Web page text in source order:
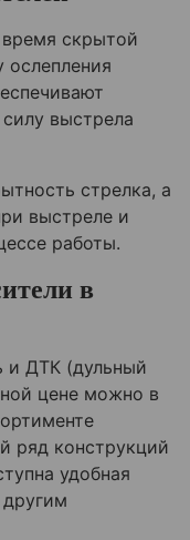
скрытой
выстрела
стрелка, а
выстреле и
работы.
в
и ДТК (дульный
цене можно в
ряд конструкций
удобная